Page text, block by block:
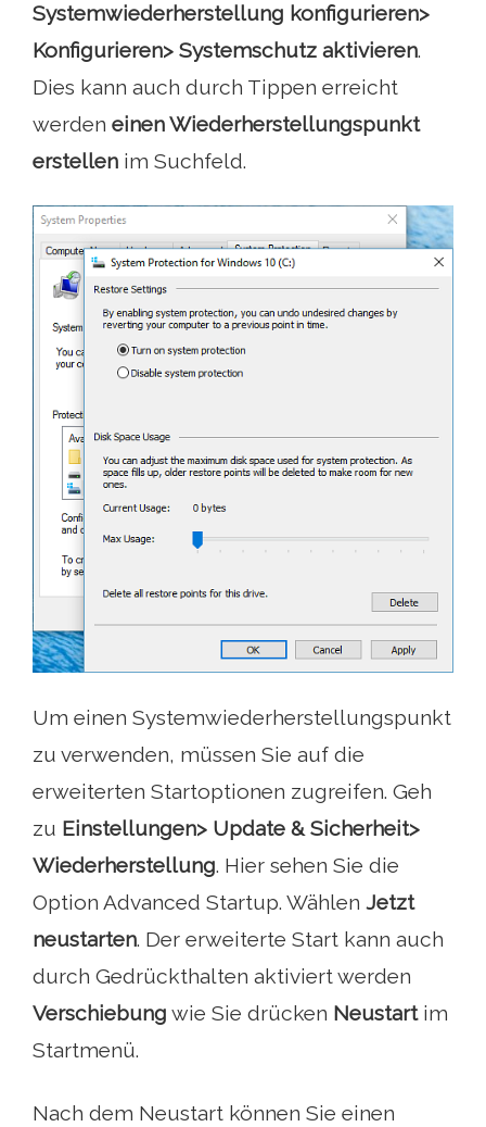
Systemwiederherstellung konfigurieren>
Konfigurieren> Systemschutz aktivieren.
Dies kann auch durch Tippen erreicht
werden einen Wiederherstellungspunkt
erstellen im Suchfeld.
Um einen Systemwiederherstellungspunkt
zu verwenden, müssen Sie auf die
erweiterten Startoptionen zugreifen. Geh
zu Einstellungen> Update & Sicherheit>
Wiederherstellung. Hier sehen Sie die
Option Advanced Startup. Wählen Jetzt
neustarten. Der erweiterte Start kann auch
durch Gedrückthalten aktiviert werden
Verschiebung wie Sie drücken Neustartim
Startmenü.
Nach dem Neustart können Sie einen